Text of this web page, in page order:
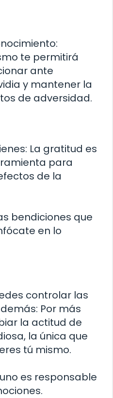
te permitirá
ante
y mantener la
de adversidad.
La gratitud es
para
de la
bendiciones que
en lo
controlar las
Por más
la actitud de
la única que
tú mismo.
es responsable